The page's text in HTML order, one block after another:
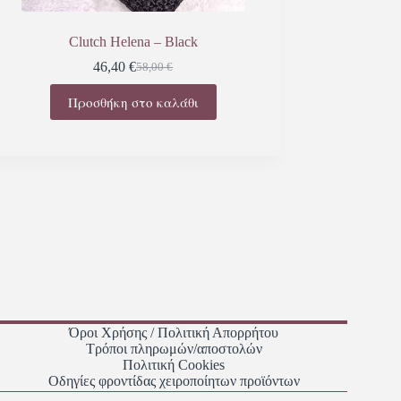
Clutch Helena – Black
58,00€
46,40€
Προσθήκη στο καλάθι
Όροι Χρήσης / Πολιτική Απορρήτου
Τρόποι πληρωμών/αποστολών
Πολιτική Cookies
Οδηγίες φροντίδας χειροποίητων προϊόντων